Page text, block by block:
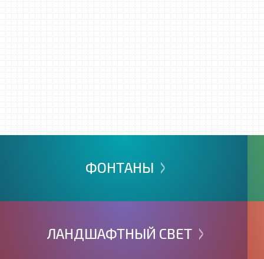
ФОНТАНЫ >
ЛАНДШАФТНЫЙ СВЕТ >